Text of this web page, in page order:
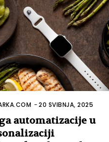
-20 SVIBNJA, 2025
automatizacije u